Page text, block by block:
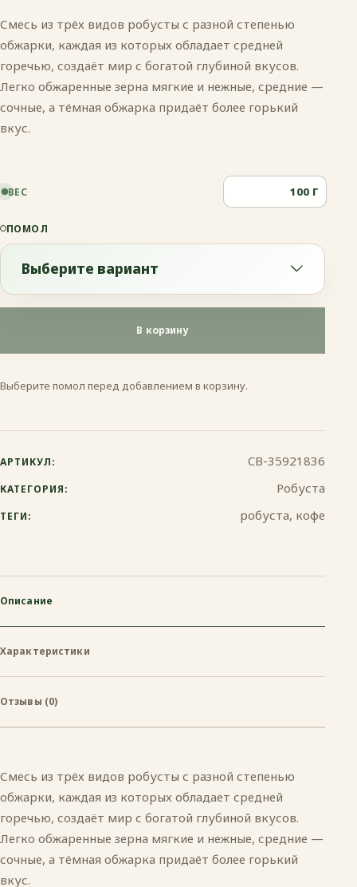
Смесь из трёх видов робусты с разной степенью
обжарки, каждая из которых обладает средней
горечью, создаёт мир с богатой глубиной вкусов.
Легко обжаренные зерна мягкие и нежные, средние —
сочные, а тёмная обжарка придаёт более горький
вкус.
ВЕС Г
ПОМОЛ
Выберите вариант
Выберите вариант
Эспрессо
Френч-пресс
Гейзерная
Турка
В корзину
Выберите помол перед добавлением в корзину.
АРТИКУЛ: CB-35921836
КАТЕГОРИЯ: Робуста
ТЕГИ: робуста, кофе
Описание
Характеристики
Отзывы (0)
Смесь из трёх видов робусты с разной степенью
обжарки, каждая из которых обладает средней
горечью, создаёт мир с богатой глубиной вкусов.
Легко обжаренные зерна мягкие и нежные, средние —
сочные, а тёмная обжарка придаёт более горький
вкус.